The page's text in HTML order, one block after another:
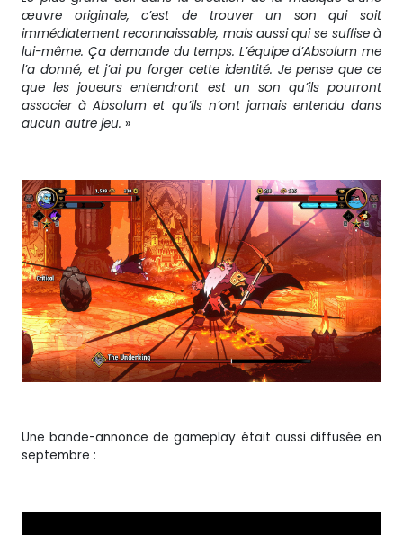
œuvre originale, c’est de trouver un son qui soit
immédiatement reconnaissable, mais aussi qui se suffise à
lui-même. Ça demande du temps. L’équipe d’Absolum me
l’a donné, et j’ai pu forger cette identité. Je pense que ce
que les joueurs entendront est un son qu’ils pourront
associer à Absolum et qu’ils n’ont jamais entendu dans
aucun autre jeu. »
Une bande-annonce de gameplay était aussi diffusée en
septembre :